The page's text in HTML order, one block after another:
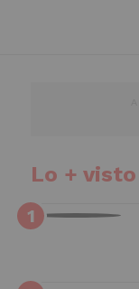
Lo + visto